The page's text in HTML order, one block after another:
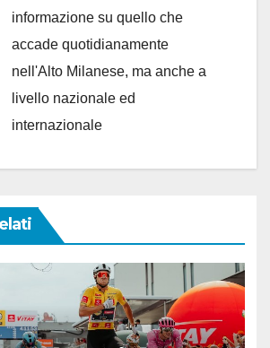
informazione su quello che
accade quotidianamente
nell'Alto Milanese, ma anche a
livello nazionale ed
internazionale